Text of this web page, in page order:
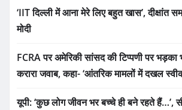
‘IIT दिल्ली में आना मेरे लिए बहुत खास’, दीक्षांत
मोदी
FCRA पर अमेरिकी सांसद की टिप्पणी पर भड़का
करारा जवाब, कहा- ‘आंतरिक मामलों में दखल
यूपी: ‘कुछ लोग जीवन भर बच्चे ही बने रहते हैं…’,